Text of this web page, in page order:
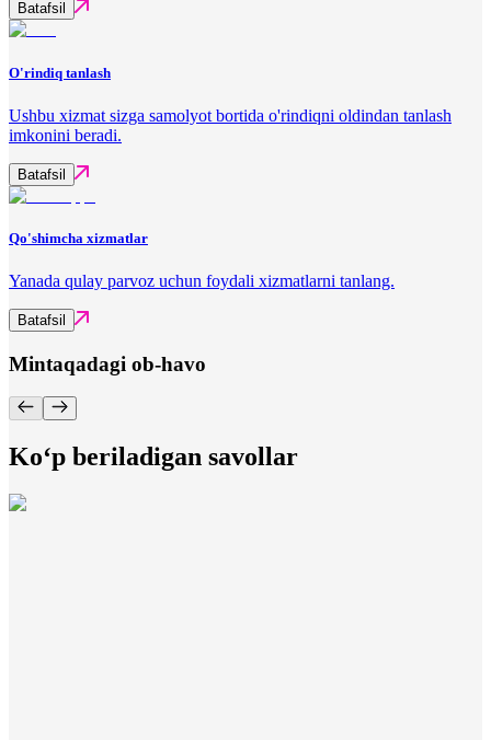
Batafsil
O'rindiq tanlash
Ushbu xizmat sizga samolyot bortida o'rindiqni oldindan tanlash
imkonini beradi.
Batafsil
Qo'shimcha xizmatlar
Yanada qulay parvoz uchun foydali xizmatlarni tanlang.
Batafsil
Mintaqadagi ob-havo
Ko‘p beriladigan savollar